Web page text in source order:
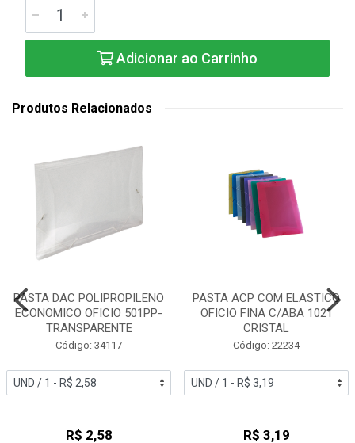
Adicionar ao Carrinho
Produtos Relacionados
PASTA DAC POLIPROPILENO
ECONOMICO OFICIO 501PP-
TRANSPARENTE
Código: 34117
R$ 2,58
PASTA ACP COM ELASTICO
OFICIO FINA C/ABA 1021
CRISTAL
Código: 22234
R$ 3,19